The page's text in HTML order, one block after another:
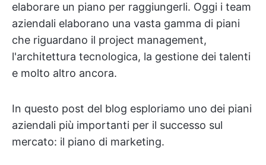
elaborare un piano per raggiungerli. Oggi i team
aziendali elaborano una vasta gamma di piani
che riguardano il project management,
l'architettura tecnologica, la gestione dei talenti
e molto altro ancora.
In questo post del blog esploriamo uno dei piani
aziendali più importanti per il successo sul
mercato: il piano di marketing.